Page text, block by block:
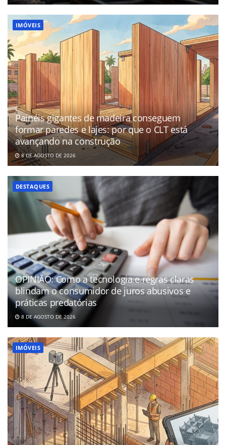
IMÓVEIS
Painéis gigantes de madeira conseguem
formar paredes e lajes: por que o CLT está
avançando na construção
8 DE AGOSTO DE 2026
DESTAQUES
OPINIÃO: Como a tecnologia e regras claras
blindam o consumidor de juros abusivos e
práticas predatórias
8 DE AGOSTO DE 2026
IMÓVEIS